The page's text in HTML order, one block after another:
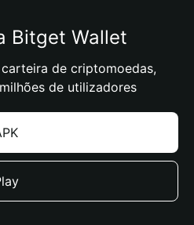
Bitget Wallet
de criptomoedas,
de utilizadores